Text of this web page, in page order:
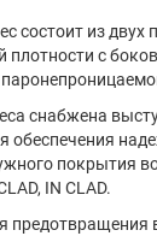
состоит из двух
плотности с
снабжена
покрытия
IN CLAD.
предотвращения